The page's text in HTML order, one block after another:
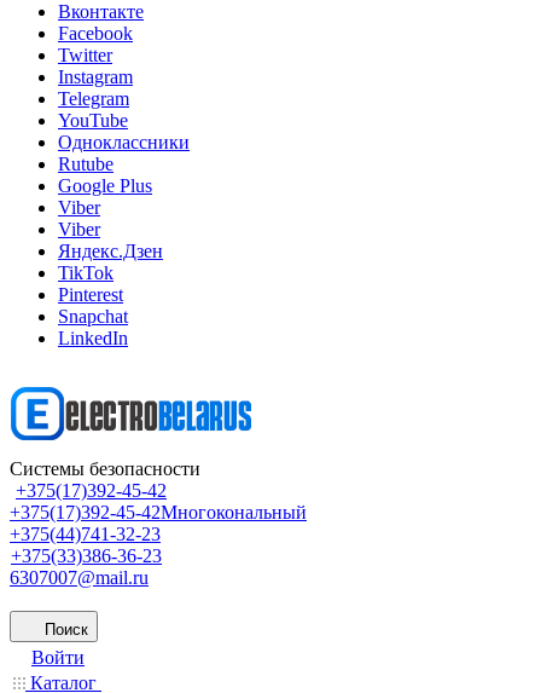
Вконтакте
Facebook
Twitter
Instagram
Telegram
YouTube
Одноклассники
Rutube
Google Plus
Viber
Viber
Яндекс.Дзен
TikTok
Pinterest
Snapchat
LinkedIn
Системы безопасности
+375(17)392-45-42
+375(17)392-45-42Многокональный
+375(44)741-32-23
+375(33)386-36-23
6307007@mail.ru
Поиск
Войти
Каталог